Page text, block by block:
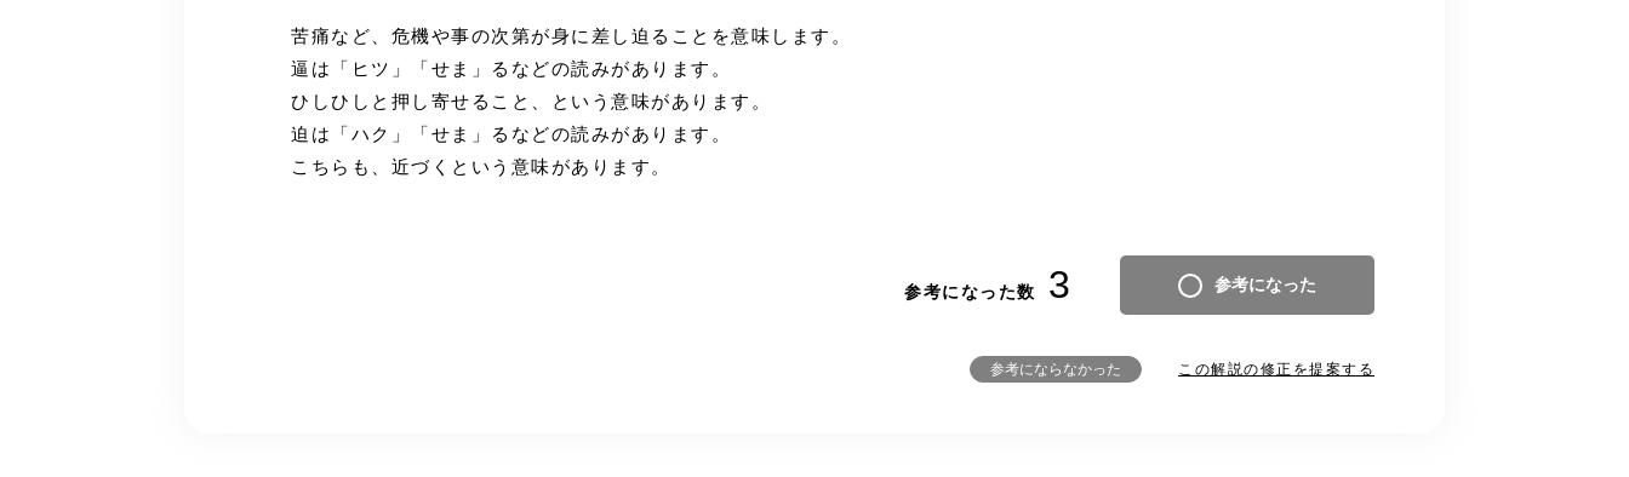
苦痛など、危機や事の次第が身に差し迫ることを意味します。
逼は「ヒツ」「せま」るなどの読みがあります。
ひしひしと押し寄せること、という意味があります。
迫は「ハク」「せま」るなどの読みがあります。
こちらも、近づくという意味があります。
参考になった数 3 参考になった
参考にならなかった この解説の修正を提案する